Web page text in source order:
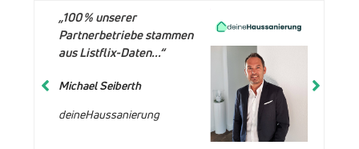
„100 % unserer
Partnerbetriebe stammen
aus Listflix-Daten...“
Michael Seiberth
deineHaussanierung